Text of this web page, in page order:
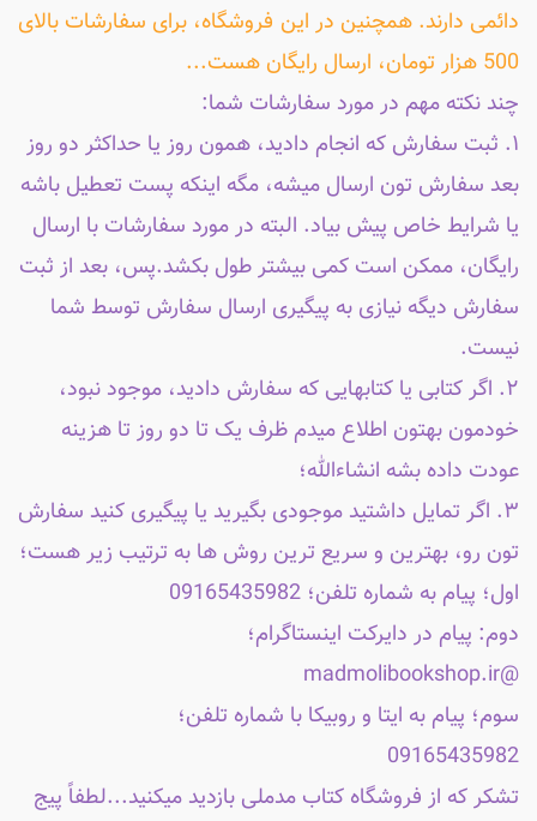
دائمی دارند. همچنین در این فروشگاه، برای سفارشات بالای
500 هزار تومان، ارسال رایگان هست...
چند نکته مهم در مورد سفارشات شما:
۱. ثبت سفارش که انجام دادید، همون روز یا حداکثر دو روز
بعد سفارش تون ارسال میشه، مگه اینکه پست تعطیل باشه
یا شرایط خاص پیش بیاد. البته در مورد سفارشات با ارسال
رایگان، ممکن است کمی بیشتر طول بکشد.پس، بعد از ثبت
سفارش دیگه نیازی به پیگیری ارسال سفارش توسط شما
نیست.
۲. اگر کتابی یا کتابهایی که سفارش دادید، موجود نبود،
خودمون بهتون اطلاع میدم ظرف یک تا دو روز تا هزینه
عودت داده بشه انشاءالله؛
۳. اگر تمایل داشتید موجودی بگیرید یا پیگیری کنید سفارش
تون رو، بهترین و سریع ترین روش ها به ترتیب زیر هست؛
اول؛ پیام به شماره تلفن؛ 09165435982
دوم: پیام در دایرکت اینستاگرام؛
@madmolibookshop.ir
سوم؛ پیام به ایتا و روبیکا با شماره تلفن؛
09165435982
تشکر که از فروشگاه کتاب مدملی بازدید میکنید...لطفاً پیج